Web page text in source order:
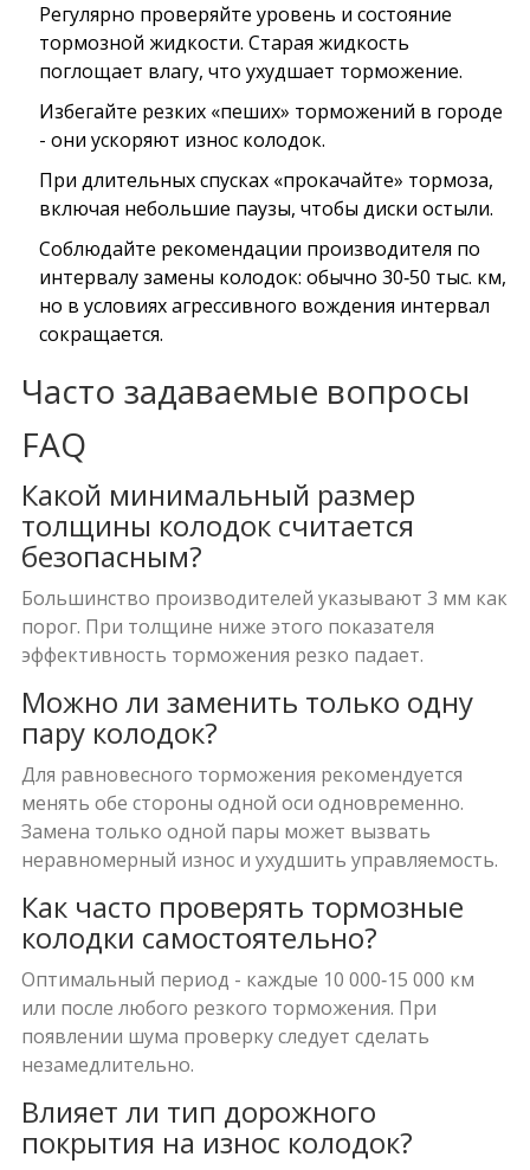
Регулярно проверяйте уровень и состояние
тормозной жидкости. Старая жидкость
поглощает влагу, что ухудшает торможение.
Избегайте резких «пеших» торможений в городе
- они ускоряют износ колодок.
При длительных спусках «прокачайте» тормоза,
включая небольшие паузы, чтобы диски остыли.
Соблюдайте рекомендации производителя по
интервалу замены колодок: обычно 30‑50 тыс. км,
но в условиях агрессивного вождения интервал
сокращается.
Часто задаваемые вопросы
FAQ
Какой минимальный размер
толщины колодок считается
безопасным?
Большинство производителей указывают 3 мм как
порог. При толщине ниже этого показателя
эффективность торможения резко падает.
Можно ли заменить только одну
пару колодок?
Для равновесного торможения рекомендуется
менять обе стороны одной оси одновременно.
Замена только одной пары может вызвать
неравномерный износ и ухудшить управляемость.
Как часто проверять тормозные
колодки самостоятельно?
Оптимальный период - каждые 10 000‑15 000 км
или после любого резкого торможения. При
появлении шума проверку следует сделать
незамедлительно.
Влияет ли тип дорожного
покрытия на износ колодок?